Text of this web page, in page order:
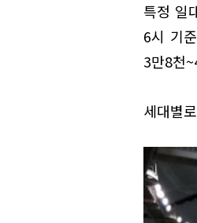
특정 일
6시 기
3만8천
세대별